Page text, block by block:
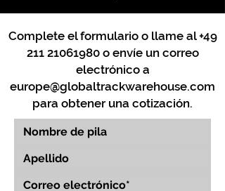
Complete el formulario o llame al+49
211 21061980o envíe un correo
electrónico a
europe@globaltrackwarehouse.com
para obtener una cotización.